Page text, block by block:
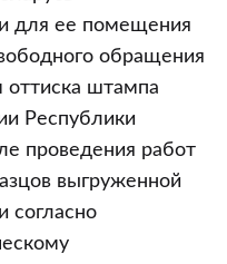
для ее помещения
обращения
оттиска штампа
Республики
проведения работ
выгруженной
согласно